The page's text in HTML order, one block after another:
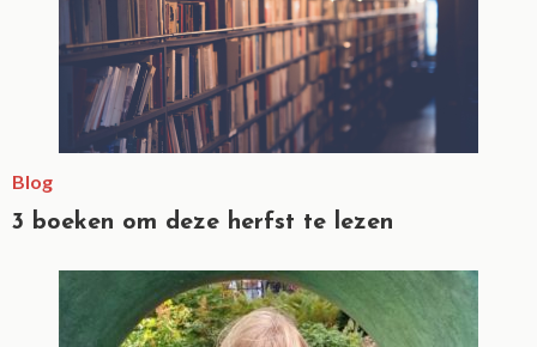
Blog
3 boeken om deze herfst te lezen